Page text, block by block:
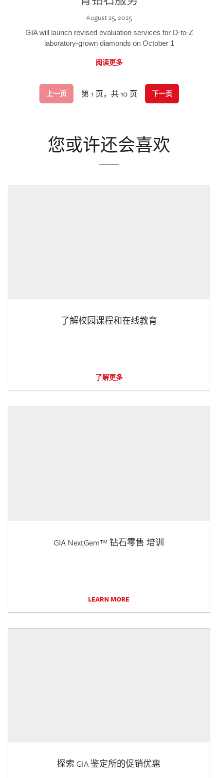
August 25, 2025
GIA will launch revised evaluation services for D-to-Z
laboratory-grown diamonds on October 1
阅读更多
上一页 第 1 页，共 10 页 下一页
您或许还会喜欢
了解校园课程和在线教育
了解更多
GIA NextGem™ 钻石零售 培训
LEARN MORE
探索 GIA 鉴定所的促销优惠